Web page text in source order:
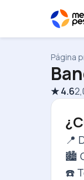
Página
★4.6
📍
🏙️
☎️